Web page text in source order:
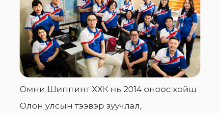
Омни Шиппинг ХХК нь 2014 оноос хойш
Олон улсын тээвэр зуучлал,